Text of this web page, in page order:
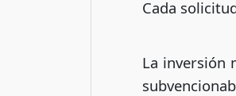
Cada
La inversión